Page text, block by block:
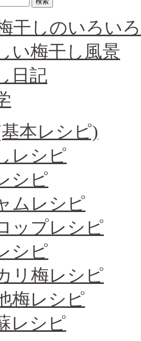
干しのいろいろ
い梅干し風景
日記
本レシピ)
レシピ
シピ
ムレシピ
ップレシピ
シピ
リ梅レシピ
梅レシピ
レシピ